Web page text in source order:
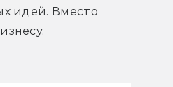
идей. Вместо